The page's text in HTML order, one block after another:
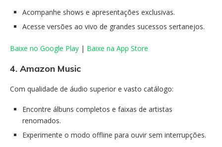
Acompanhe shows e apresentações exclusivas.
Acesse versões ao vivo de grandes sucessos sertanejos.
Baixe no Google Play | Baixe na App Store
4. Amazon Music
Com qualidade de áudio superior e vasto catálogo:
Encontre álbuns completos e faixas de artistas
renomados.
Experimente o modo offline para ouvir sem interrupções.